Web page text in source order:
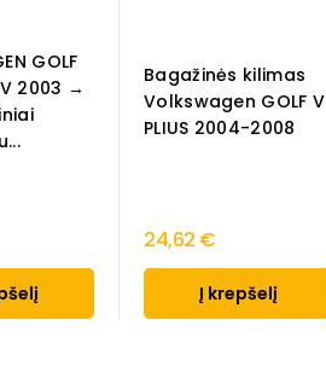
GOLF
2003 →
Bagažinės kilimas
Volkswagen GOLF V
PLIUS 2004-2008
24,62 €
Į krepšelį